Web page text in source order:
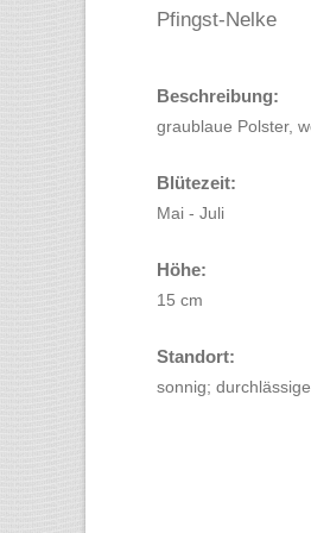
Pfingst-Nelke
Beschreibung:
graublaue Polster,
Blütezeit:
Mai - Juli
Höhe:
15 cm
Standort:
sonnig;